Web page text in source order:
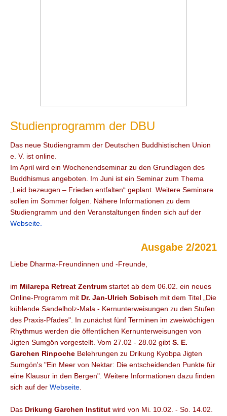
Studienprogramm der DBU
Das neue Studiengramm der Deutschen Buddhistischen Union
e. V. ist online.
Im April wird ein Wochenendseminar zu den Grundlagen des
Buddhismus angeboten. Im Juni ist ein Seminar zum Thema
„Leid bezeugen – Frieden entfalten“ geplant. Weitere Seminare
sollen im Sommer folgen. Nähere Informationen zu dem
Studiengramm und den Veranstaltungen finden sich auf der
Webseite.
Ausgabe 2/2021
Liebe Dharma-Freundinnen und -Freunde,
im Milarepa Retreat Zentrum startet ab dem 06.02. ein neues
Online-Programm mit Dr. Jan-Ulrich Sobisch mit dem Titel „Die
kühlende Sandelholz-Mala - Kernunterweisungen zu den Stufen
des Praxis-Pfades". In zunächst fünf Terminen im zweiwöchigen
Rhythmus werden die öffentlichen Kernunterweisungen von
Jigten Sumgön vorgestellt. Vom 27.02 - 28.02 gibt S. E.
Garchen Rinpoche Belehrungen zu Drikung Kyobpa Jigten
Sumgön's "Ein Meer von Nektar: Die entscheidenden Punkte für
eine Klausur in den Bergen". Weitere Informationen dazu finden
sich auf der Webseite
Das Drikung Garchen Institut wird von Mi. 10.02. - So. 14.02.